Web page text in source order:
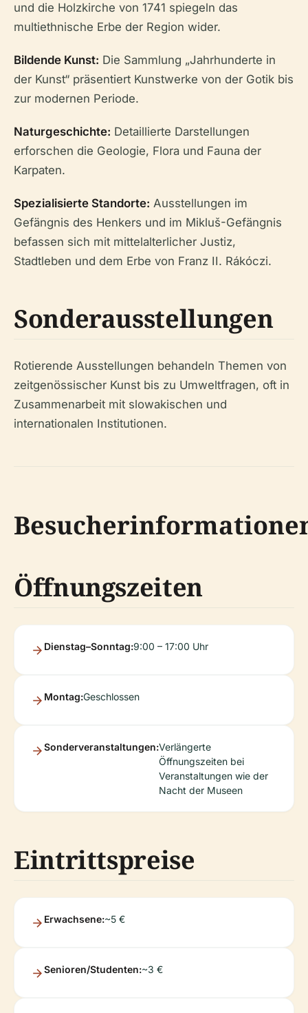
und die Holzkirche von 1741 spiegeln das
multiethnische Erbe der Region wider.
Bildende Kunst: Die Sammlung „Jahrhunderte in
der Kunst“ präsentiert Kunstwerke von der Gotik bis
zur modernen Periode.
Naturgeschichte: Detaillierte Darstellungen
erforschen die Geologie, Flora und Fauna der
Karpaten.
Spezialisierte Standorte: Ausstellungen im
Gefängnis des Henkers und im Mikluš-Gefängnis
befassen sich mit mittelalterlicher Justiz,
Stadtleben und dem Erbe von Franz II. Rákóczi.
Sonderausstellungen
Rotierende Ausstellungen behandeln Themen von
zeitgenössischer Kunst bis zu Umweltfragen, oft in
Zusammenarbeit mit slowakischen und
internationalen Institutionen.
Öffnungszeiten
Dienstag–Sonntag:9:00 – 17:00 Uhr
Montag:Geschlossen
Sonderveranstaltungen:Verlängerte
Öffnungszeiten bei
Veranstaltungen wie der
Nacht der Museen
Eintrittspreise
Erwachsene:~5 €
Senioren/Studenten:~3 €